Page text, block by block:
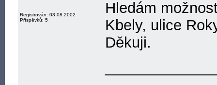
Registrován: 03.08.2002
Příspěvků: 5
Hledám
Kbely, ulice
Děkuji.